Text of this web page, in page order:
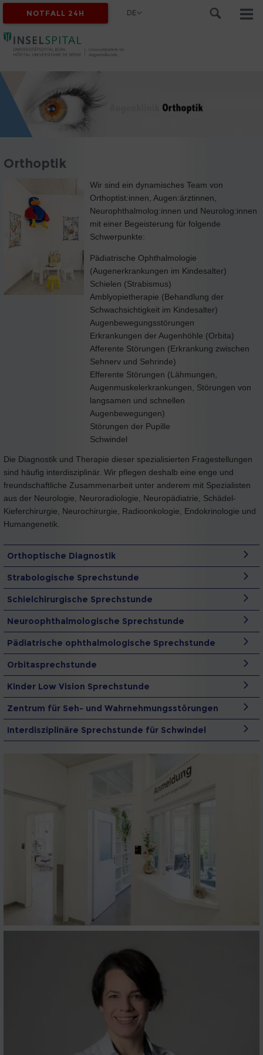
NOTFALL 24H DE
Orthoptik
Wir sind ein dynamisches Team von
Orthoptist:innen, Augen:ärztinnen,
Neurophthalmolog:innen und Neurolog:innen
mit einer Begeisterung für folgende
Schwerpunkte:
Pädiatrische Ophthalmologie
(Augenerkrankungen im Kindesalter)
Schielen (Strabismus)
Amblyopietherapie (Behandlung der
Schwachsichtigkeit im Kindesalter)
Augenbewegungsstörungen
Erkrankungen der Augenhöhle (Orbita)
Afferente Störungen (Erkrankung zwischen
Sehnerv und Sehrinde)
Efferente Störungen (Lähmungen,
Augenmuskelerkrankungen, Störungen von
langsamen und schnellen
Augenbewegungen)
Störungen der Pupille
Schwindel
Die Diagnostik und Therapie dieser spezialisierten Fragestellungen
sind häufig interdisziplinär. Wir pflegen deshalb eine enge und
freundschaftliche Zusammenarbeit unter anderem mit Spezialisten
aus der Neurologie, Neuroradiologie, Neuropädiatrie, Schädel-
Kieferchirurgie, Neurochirurgie, Radioonkologie, Endokrinologie und
Humangenetik.
Orthoptische Diagnostik
Strabologische Sprechstunde
Schielchirurgische Sprechstunde
Neuroophthalmologische Sprechstunde
Pädiatrische ophthalmologische Sprechstunde
Orbitasprechstunde
Kinder Low Vision Sprechstunde
Zentrum für Seh- und Wahrnehmungsstörungen
Interdisziplinäre Sprechstunde für Schwindel